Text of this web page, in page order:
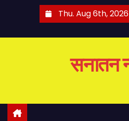
o
Thu. Aug 6th, 2026
सनातन